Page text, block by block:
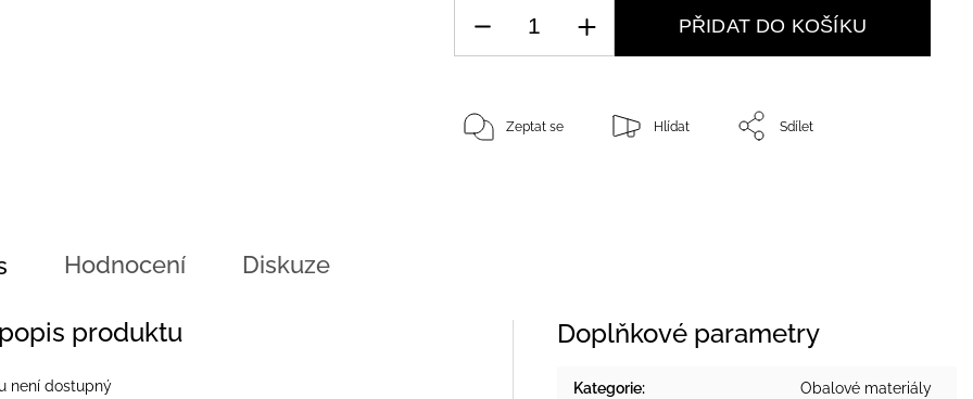
PŘIDAT DO KOŠÍKU
Zeptat se Hlídat Sdílet
Hodnocení Diskuze
produktu
není dostupný
Doplňkové parametry
Kategorie: Obalové materiály